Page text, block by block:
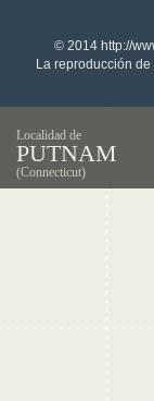
© 2014 http://
La reproducción
Localidad de
PUTNAM
(Connecticut)